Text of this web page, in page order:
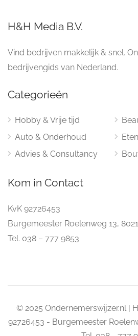
H&H Media B.V.
Vind bedrijven makkelijk & snel.
bedrijvengids van Nederland.
Categorieën
Hobby & Vrije tijd
Auto & Onderhoud
Advies & Consultancy
Kom in Contact
KvK 92726453
Burgemeester Roelenweg 13,
Tel. 038 – 777 9853
© 2025 Ondernemerswijzer.nl |
92726453 - Burgemeester